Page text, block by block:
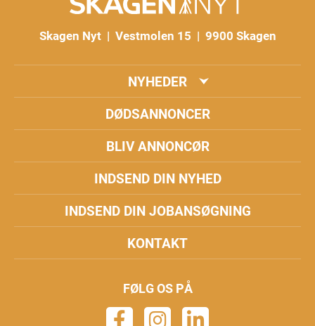
Skagen Nyt | Vestmolen 15 | 9900 Skagen
NYHEDER
DØDSANNONCER
BLIV ANNONCØR
INDSEND DIN NYHED
INDSEND DIN JOBANSØGNING
KONTAKT
FØLG OS PÅ